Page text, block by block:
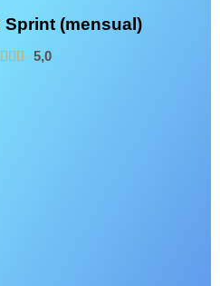
Sprint (mensual)
5,0